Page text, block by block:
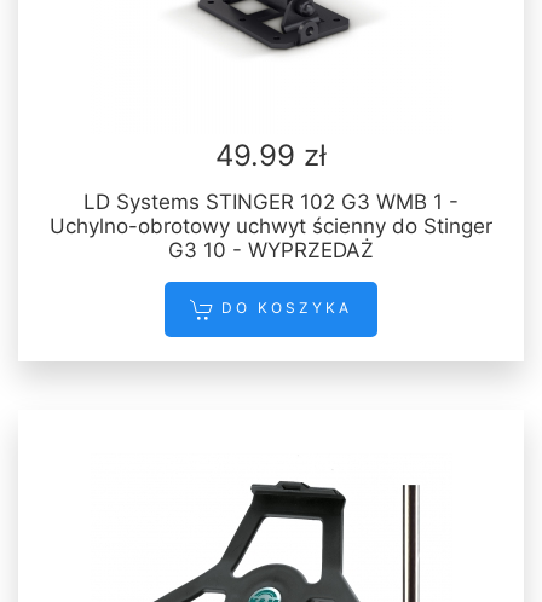
49.99 zł
LD Systems STINGER 102 G3 WMB 1 -
Uchylno-obrotowy uchwyt ścienny do Stinger
G3 10 - WYPRZEDAŻ
DO KOSZYKA